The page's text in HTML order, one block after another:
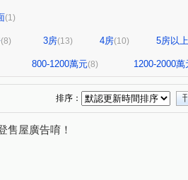
(1)
(8) 3房(13) 4房(10) 5房以上
800-1200萬元(8) 1200-2000萬
排序：
售屋廣告唷！